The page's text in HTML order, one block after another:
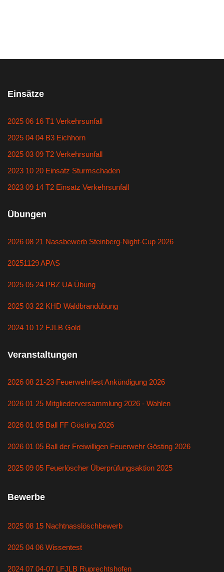
Einsätze
2025 06 16 T1 Verkehrsunfall
2025 04 04 B3 Eichhorn
2025 03 09 T2 Verkehrsunfall
2023 10 20 Einsatz Sturmschaden
2023 09 14 T2 Einsatz Verkehrsunfall
Übungen
2026 08 21 Nassbewerb Steinberg-Night-Cup 2026
20251129 APAS
2025 05 24 PBZ UA Übung
2025 03 22 KHD Waldbrandübung
2024 10 12 FJLB Gold
Veranstaltungen
2026 08 21-23 Feuerwehrfest Ankündigung 2026
2026 01 25 Mitgliederversammlung 2026 - Wahlen
2026 01 05 Ball FF Gösting 2026
2026 01 05 Ball der Freiwilligen Feuerwehr Gösting 2026
2025 09 05 Feuerlöscher Überprüfungsaktion 2025
Bewerbe
2025 08 15 Nachtnasslöschbewerb
2025 04 06 Wissentest
2024 07 04-07 LFJLB Ruprechtshofen